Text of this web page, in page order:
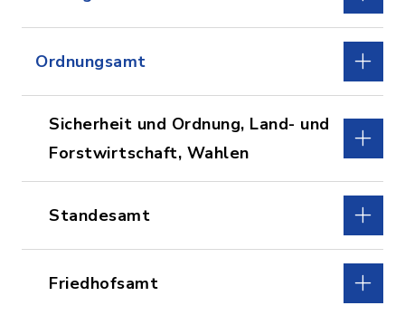
Ordnungsamt
Sicherheit und Ordnung, Land- und
Forstwirtschaft, Wahlen
Standesamt
Friedhofsamt